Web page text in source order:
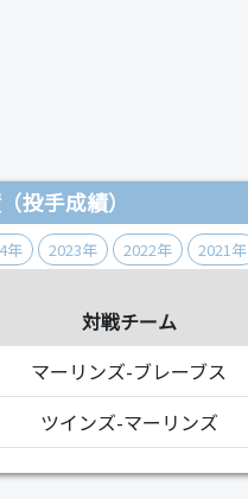
投手成績）
年 2023年 2022年 2021年
対戦チーム
マーリンズ-ブレーブス
ツインズ-マーリンズ